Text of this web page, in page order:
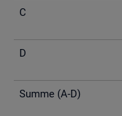
C
D
Summe (A-D)